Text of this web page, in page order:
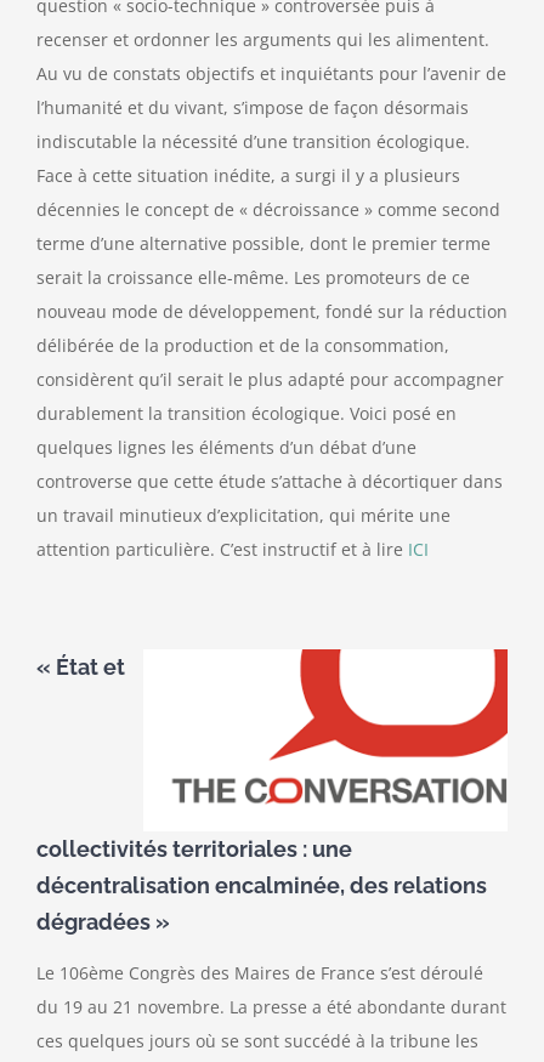
question « socio-technique » controversée puis à
recenser et ordonner les arguments qui les alimentent.
Au vu de constats objectifs et inquiétants pour l’avenir de
l’humanité et du vivant, s’impose de façon désormais
indiscutable la nécessité d’une transition écologique.
Face à cette situation inédite, a surgi il y a plusieurs
décennies le concept de « décroissance » comme second
terme d’une alternative possible, dont le premier terme
serait la croissance elle-même. Les promoteurs de ce
nouveau mode de développement, fondé sur la réduction
délibérée de la production et de la consommation,
considèrent qu’il serait le plus adapté pour accompagner
durablement la transition écologique. Voici posé en
quelques lignes les éléments d’un débat d’une
controverse que cette étude s’attache à décortiquer dans
un travail minutieux d’explicitation, qui mérite une
attention particulière. C’est instructif et à lire ICI
« État et
collectivités territoriales : une
décentralisation encalminée, des relations
dégradées »
Le 106ème Congrès des Maires de France s’est déroulé
du 19 au 21 novembre. La presse a été abondante durant
ces quelques jours où se sont succédé à la tribune les